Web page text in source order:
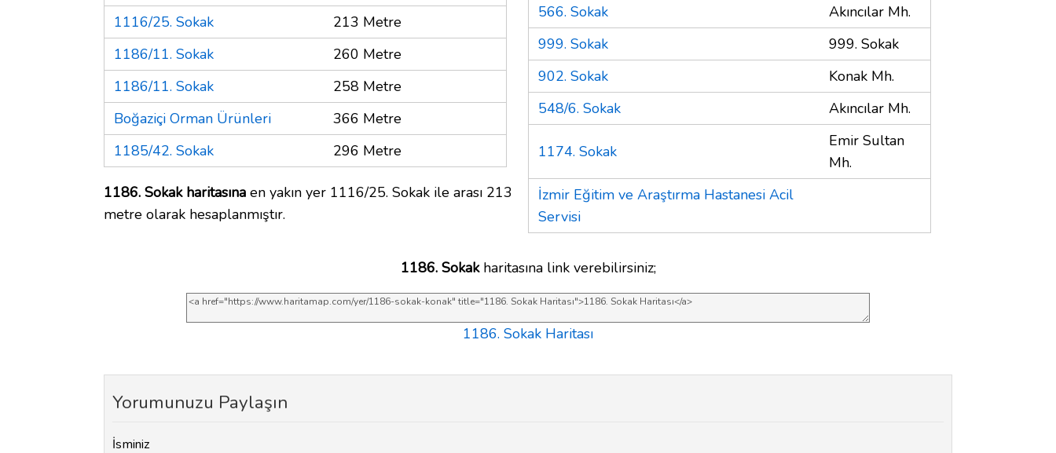
1116/25. Sokak
213 Metre
1186/11. Sokak
260 Metre
1186/11. Sokak
258 Metre
Boğaziçi Orman Ürünleri
366 Metre
1185/42. Sokak
296 Metre
1186. Sokak haritasına en yakın yer 1116/25. Sokak ile arası 213
metre olarak hesaplanmıştır.
566. Sokak
Akıncılar Mh.
999. Sokak
999. Sokak
902. Sokak
Konak Mh.
548/6. Sokak
Akıncılar Mh.
1174. Sokak
Emir Sultan
Mh.
İzmir Eğitim ve Araştırma Hastanesi Acil
Servisi
1186. Sokakharitasına link verebilirsiniz;
1186. Sokak Haritası
Yorumunuzu Paylaşın
İsminiz